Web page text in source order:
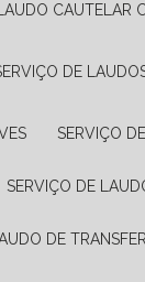
CAUTELAR
SERVIÇO DE
SERVIÇO
SERVIÇO DE
DE